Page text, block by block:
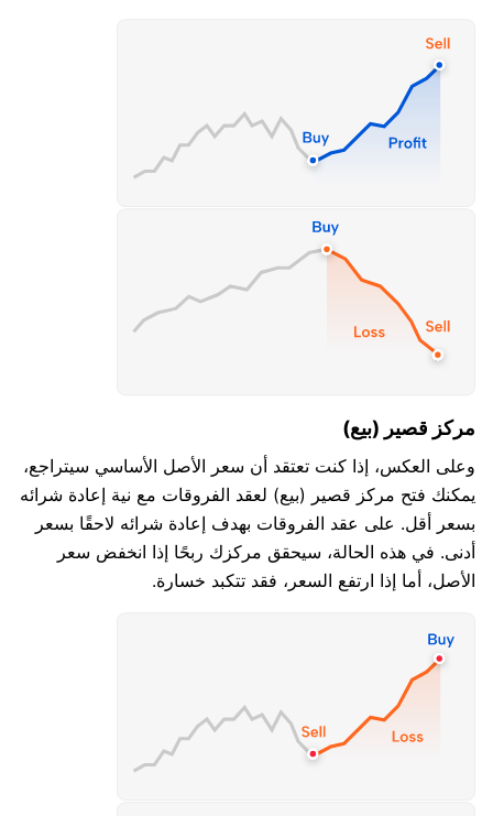
Bahasa Indonesia
Bahasa Melayu
مركز قصير (بيع)
وعلى العكس، إذا كنت تعتقد أن سعر الأصل الأساسي سيتراجع،
يمكنك فتح مركز قصير (بيع) لعقد الفروقات مع نية إعادة شرائه
بسعر أقل. على عقد الفروقات بهدف إعادة شرائه لاحقًا بسعر
أدنى. في هذه الحالة، سيحقق مركزك ربحًا إذا انخفض سعر
الأصل، أما إذا ارتفع السعر، فقد تتكبد خسارة.